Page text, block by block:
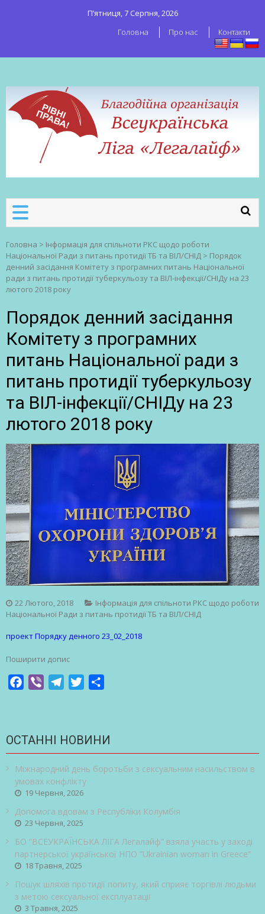
П’ятниця, 7 Серпня, 2026
Головна
Про нас Контакти
робітників
Головна > Інформація для спільноти РКС щодо роботи
Національної Ради з питань протидії ТБ та ВІЛ/СНІД > Порядок
денний засідання Комітету з програмних питань Національної
ради з питань протидії туберкульозу та ВІЛ-інфекції/СНІДу на 23
лютого 2018 року
Порядок денний засідання
Комітету з програмних
питань Національної ради з
питань протидії туберкульозу
та ВІЛ-інфекції/СНІДу на 23
лютого 2018 року
22 Лютого, 2018
Інформація для спільноти РКС щодо роботи
Національної Ради з питань протидії ТБ та ВІЛ/СНІД
проект Порядку денного 23_02_2018
Поширити допис
Facebook
Viber TelegramTwitter
ОСТАННІ НОВИНИ
Міжнародний день боротьби з сексуальним насильством в
умовах конфлікту
19 Червня, 2026
Допомога вдовам з Республіки Колумбія
23 Червня, 2025
БО “ВСЕУКРАЇНСЬКА ЛІГА Легалайф” взяла участь у заході
партнерської української НПО “Ukrainian woman in Greece”
18 Травня, 2025
Пошук шляхів протидії попиту, який сприяє торгівлі людьми
з метою сексуальної експлуатації
3 Травня, 2025